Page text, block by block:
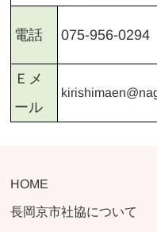
電話 075-956-0294
Ｅメ
ール
HOME
長岡京市社協について